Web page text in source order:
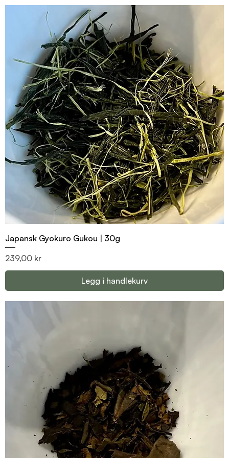
Japansk Gyokuro Gukou | 30g
Pris
239,00 kr
Legg i handlekurv